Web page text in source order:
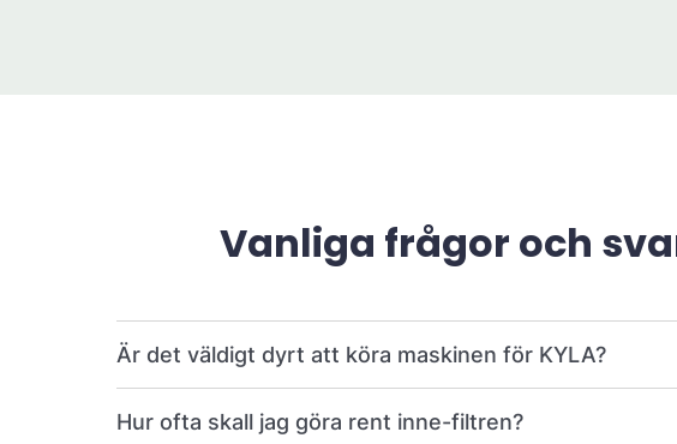
Vanliga frågor och
Är det väldigt dyrt att köra maskinen för KYLA?
Hur ofta skall jag göra rent inne-filtren?